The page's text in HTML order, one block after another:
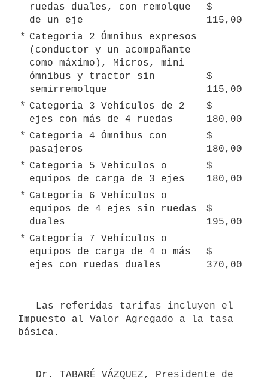
ruedas duales, con remolque
de un eje
$
115,00
* Categoría 2 Ómnibus expresos
(conductor y un acompañante
como máximo), Micros, mini
ómnibus y tractor sin
semirremolque
$
115,00
* Categoría 3 Vehículos de 2
ejes con más de 4 ruedas
$
180,00
* Categoría 4 Ómnibus con
pasajeros
$
180,00
* Categoría 5 Vehículos o
equipos de carga de 3 ejes
$
180,00
* Categoría 6 Vehículos o
equipos de 4 ejes sin ruedas
duales
$
195,00
* Categoría 7 Vehículos o
equipos de carga de 4 o más
ejes con ruedas duales
$
370,00
Impuesto al Valor Agregado a la tasa